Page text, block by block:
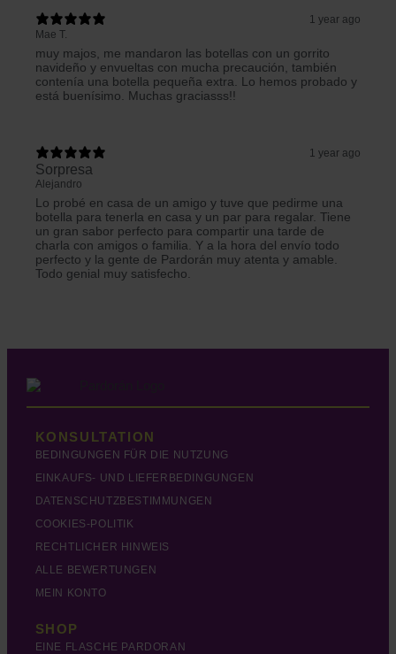
1 year ago
Mae T.
muy majos, me mandaron las botellas con un gorrito
navideño y envueltas con mucha precaución, también
contenía una botella pequeña extra. Lo hemos probado y
está buenísimo. Muchas graciasss!!
1 year ago
Sorpresa
Alejandro
Lo probé en casa de un amigo y tuve que pedirme una
botella para tenerla en casa y un par para regalar. Tiene
un gran sabor perfecto para compartir una tarde de
charla con amigos o familia. Y a la hora del envío todo
perfecto y la gente de Pardorán muy atenta y amable.
Todo genial muy satisfecho.
KONSULTATION
BEDINGUNGEN FÜR DIE NUTZUNG
EINKAUFS- UND LIEFERBEDINGUNGEN
DATENSCHUTZBESTIMMUNGEN
COOKIES-POLITIK
RECHTLICHER HINWEIS
ALLE BEWERTUNGEN
MEIN KONTO
SHOP
EINE FLASCHE PARDORAN